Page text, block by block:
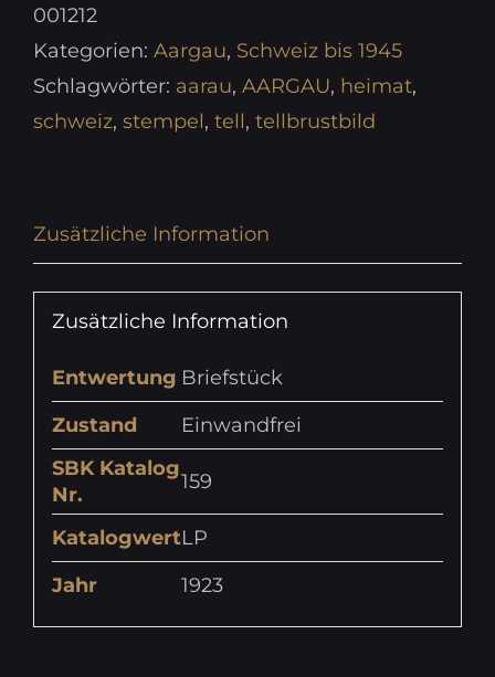
001212
Kategorien: Aargau, Schweiz bis 1945
Schlagwörter: aarau, AARGAU, heimat,
schweiz, stempel, tell, tellbrustbild
Zusätzliche Information
Zusätzliche Information
Entwertung Briefstück
Zustand
Einwandfrei
SBK Katalog
Nr.
159
KatalogwertLP
Jahr
1923